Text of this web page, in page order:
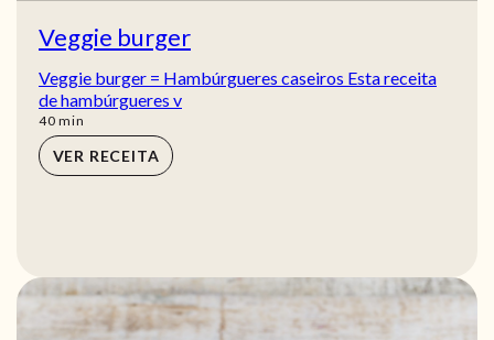
Veggie burger
Veggie burger = Hambúrgueres caseiros Esta receita
de hambúrgueres v
40min
min
VER RECEITA